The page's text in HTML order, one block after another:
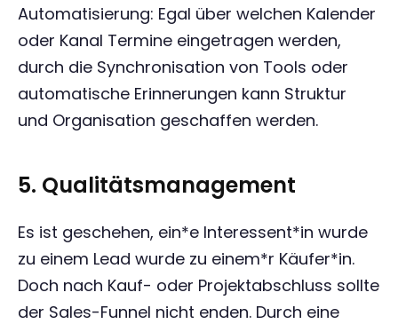
Automatisierung: Egal über welchen Kalender
oder Kanal Termine eingetragen werden,
durch die Synchronisation von Tools oder
automatische Erinnerungen kann Struktur
und Organisation geschaffen werden.
5. Qualitätsmanagement
Es ist geschehen, ein*e Interessent*in wurde
zu einem Lead wurde zu einem*r Käufer*in.
Doch nach Kauf- oder Projektabschluss sollte
der Sales-Funnel nicht enden. Durch eine